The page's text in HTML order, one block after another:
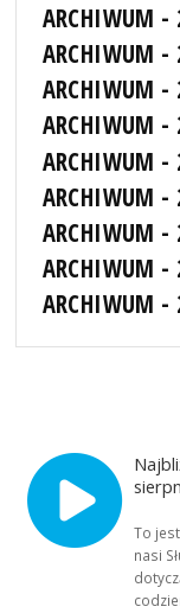
ARCHIWUM -
ARCHIWUM -
ARCHIWUM -
ARCHIWUM -
ARCHIWUM -
ARCHIWUM -
ARCHIWUM -
ARCHIWUM -
ARCHIWUM -
To
nasi